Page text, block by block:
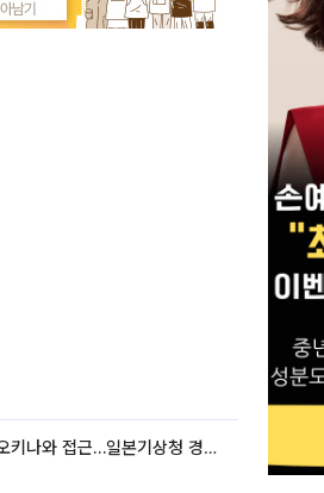
태풍 '돌핀' 오키나와 접근…일본기상청 경로 업데이트